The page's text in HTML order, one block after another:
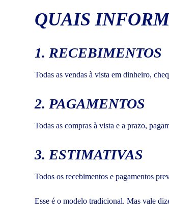
QUAIS
1. RECEBIMENTOS
Todas as vendas à vista em dinheiro,
2. PAGAMENTOS
Todas as compras à vista e a prazo,
3. ESTIMATIVAS
Todos os recebimentos e pagamentos
Esse é o modelo tradicional. Mas vale